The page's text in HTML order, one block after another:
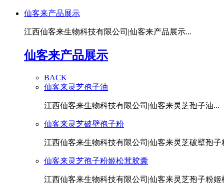
仙客来产品展示
江西仙客来生物科技有限公司|仙客来产品展示...
仙客来产品展示
BACK
仙客来灵芝孢子油
江西仙客来生物科技有限公司|仙客来灵芝孢子油...
仙客来灵芝破壁孢子粉
江西仙客来生物科技有限公司|仙客来灵芝破壁孢子
仙客来灵芝孢子粉姬松茸胶囊
江西仙客来生物科技有限公司|仙客来灵芝孢子粉姬